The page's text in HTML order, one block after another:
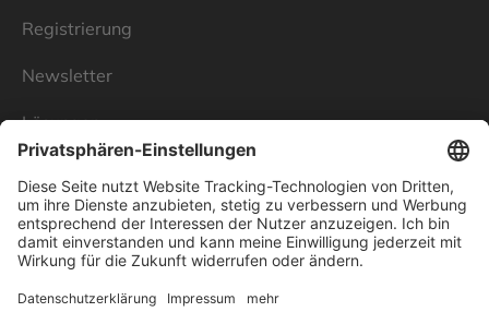
Registrierung
Newsletter
Lösungen
Über Linnenbecker
Unsere Standorte
Unternehmen